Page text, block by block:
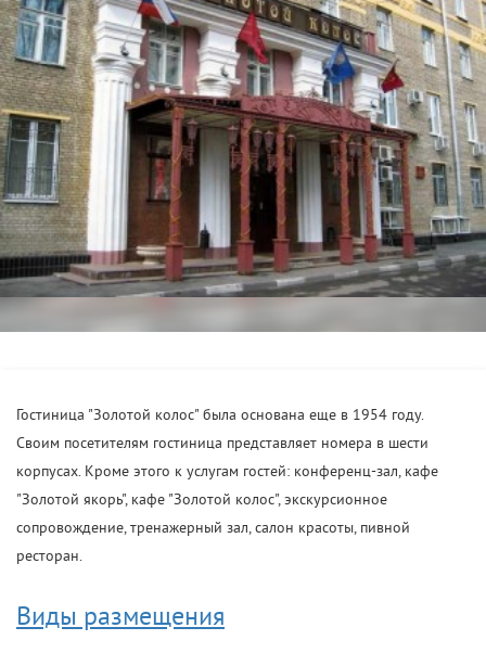
Гостиница "Золотой колос" была основана еще в 1954 году.
Своим посетителям гостиница представляет номера в шести
корпусах. Кроме этого к услугам гостей: конференц-зал, кафе
"Золотой якорь", кафе "Золотой колос", экскурсионное
сопровождение, тренажерный зал, салон красоты, пивной
ресторан.
Виды размещения